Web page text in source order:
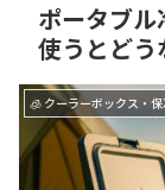
ポータブ
使うとどう
🧊 クーラーボックス・